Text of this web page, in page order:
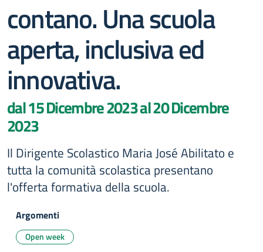
contano. Una scuola
aperta, inclusiva ed
innovativa.
dal 15 Dicembre 2023 al 20 Dicembre
2023
Il Dirigente Scolastico Maria José Abilitato e
tutta la comunità scolastica presentano
l'offerta formativa della scuola.
Argomenti
Open week